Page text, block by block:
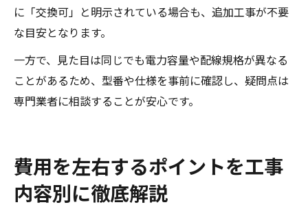
に「交換可」と明示されている場合も、追加工事が不要
な目安となります。
一方で、見た目は同じでも電力容量や配線規格が異なる
ことがあるため、型番や仕様を事前に確認し、疑問点は
専門業者に相談することが安心です。
費用を左右するポイントを工事
内容別に徹底解説